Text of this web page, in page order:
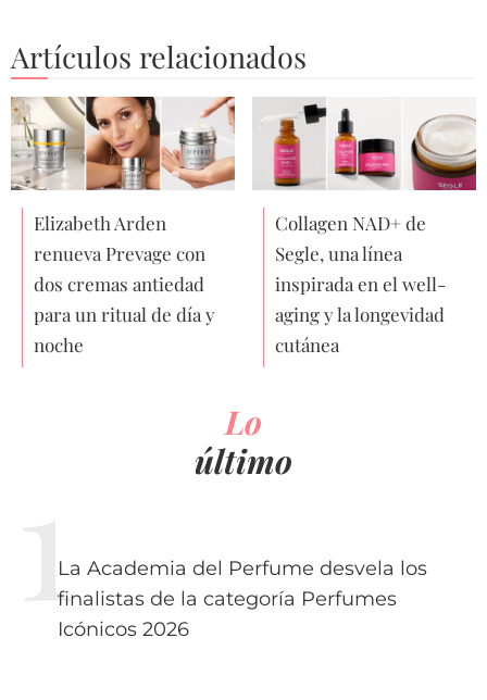
Artículos relacionados
Elizabeth Arden
renueva Prevage con
dos cremas antiedad
para un ritual de día y
noche
Collagen NAD+ de
Segle, una línea
inspirada en el well-
aging y la longevidad
cutánea
Lo
último
La Academia del Perfume desvela los
finalistas de la categoría Perfumes
Icónicos 2026